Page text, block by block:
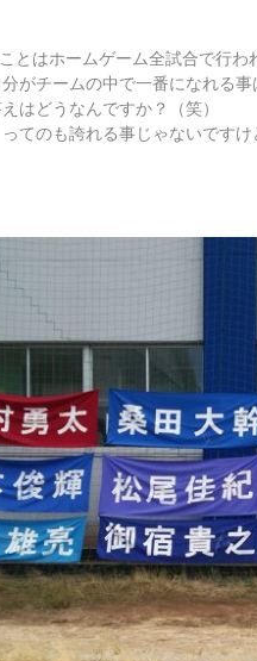
とはホームゲーム全試合で行わ
がチームの中で一番になれる事
はどうなんですか？（笑）
てのも誇れる事じゃないです